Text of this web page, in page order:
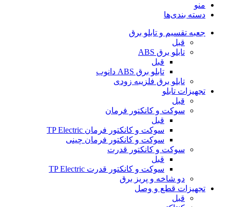
منو
دسته بندی‌ها
جعبه تقسیم و تابلو برق
قبل
تابلو برق ABS
قبل
تابلو برق ABS دانوب
تابلو برق فلزیبه زودی
تجهیزات تابلو
قبل
سوکت و کانکتور فرمان
قبل
سوکت و کانکتور فرمان TP Electric
سوکت و کانکتور فرمان چینی
سوکت و کانکتور قدرت
قبل
سوکت و کانکتور قدرت TP Electric
دو شاخه و پریز برق
تجهیزات قطع و وصل
قبل